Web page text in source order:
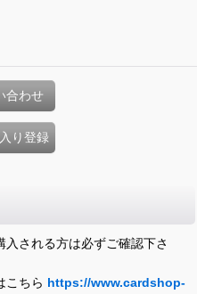
合わせ
り登録
される方は必ずご確認下さ
こちら https://www.cardshop-